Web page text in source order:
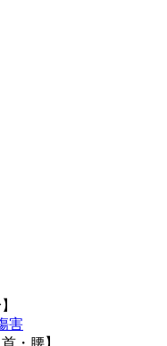
害
・腰】